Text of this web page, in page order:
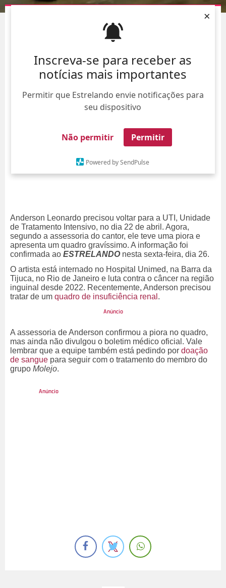
Inscreva-se para receber as
notícias mais importantes
Permitir que Estrelando envie notificações para
seu dispositivo
Não permitir Permitir
Powered by SendPulse
×
, TEM
PIORA NO QUADRO DE SAÚDE
Anderson Leonardo precisou voltar para a UTI, Unidade
de Tratamento Intensivo, no dia 22 de abril. Agora,
segundo a assessoria do cantor, ele teve uma piora e
apresenta um quadro gravíssimo. A informação foi
confirmada ao ESTRELANDOnesta sexta-feira, dia 26.
O artista está internado no Hospital Unimed, na Barra da
Tijuca, no Rio de Janeiro e luta contra o câncer na região
inguinal desde 2022. Recentemente, Anderson precisou
tratar de um quadro de insuficiência renal .
A assessoria de Anderson confirmou a piora no quadro,
mas ainda não divulgou o boletim médico oficial. Vale
lembrar que a equipe também está pedindo por doação
de sangue para seguir com o tratamento do membro do
grupo Molejo.